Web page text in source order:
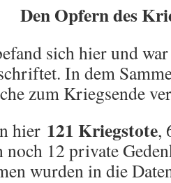
Den Opfern des
sich hier und
In dem
zum Kriegsende
hier 121 Kriegstote,
noch 12 private
wurden in die